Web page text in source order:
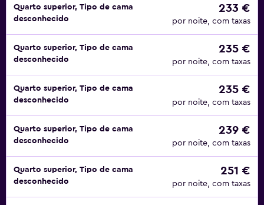
Quarto superior, Tipo de cama
desconhecido
233 €
por noite, com taxas
Quarto superior, Tipo de cama
desconhecido
235 €
por noite, com taxas
Quarto superior, Tipo de cama
desconhecido
235 €
por noite, com taxas
Quarto superior, Tipo de cama
desconhecido
239 €
por noite, com taxas
Quarto superior, Tipo de cama
desconhecido
251 €
por noite, com taxas